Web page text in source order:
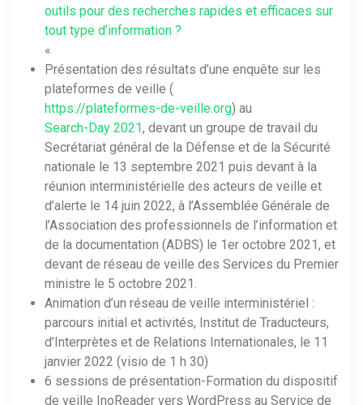
outils pour des recherches rapides et efficaces sur
tout type d’information ?
«
Présentation des résultats d’une enquête sur les
plateformes de veille (
https://plateformes-de-veille.org) au
Search-Day 2021, devant un groupe de travail du
Secrétariat général de la Défense et de la Sécurité
nationale le 13 septembre 2021 puis devant à la
réunion interministérielle des acteurs de veille et
d’alerte le 14 juin 2022, à l’Assemblée Générale de
l’Association des professionnels de l’information et
de la documentation (ADBS) le 1er octobre 2021, et
devant de réseau de veille des Services du Premier
ministre le 5 octobre 2021.
Animation d’un réseau de veille interministériel :
parcours initial et activités, Institut de Traducteurs,
d’Interprètes et de Relations Internationales, le 11
janvier 2022 (visio de 1 h 30)
6 sessions de présentation-Formation du dispositif
de veille InoReader vers WordPress au Service de